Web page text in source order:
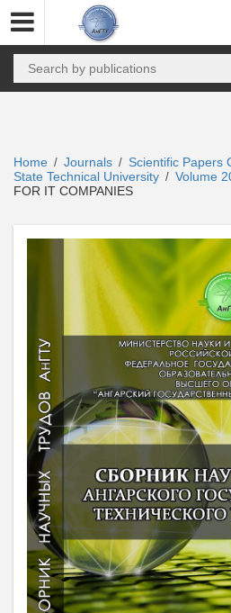
Home / Journals / Scientific Papers
State Technical University / Volume
FOR IT COMPANIES